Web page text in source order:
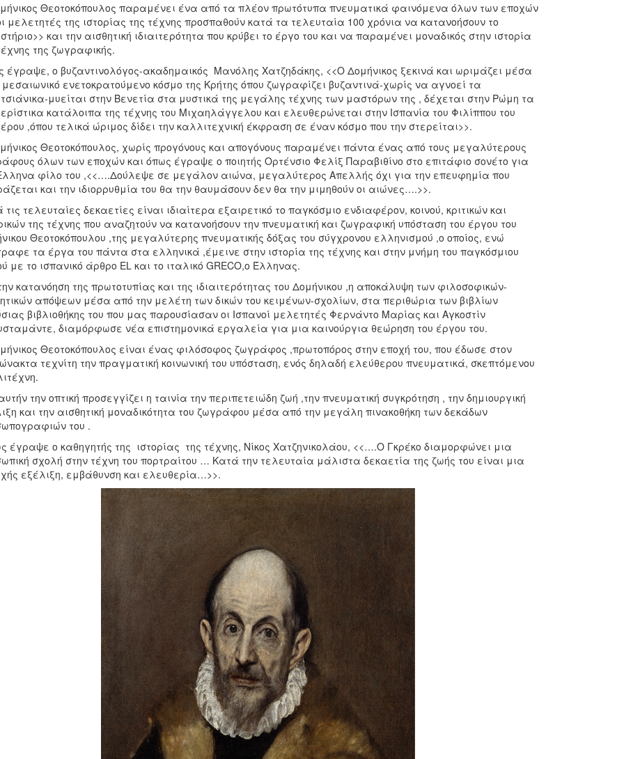
Θεοτοκόπουλος παραμένει ένα από τα πλέον πρωτότυπα πνευματικά φαινόμενα όλων των εποχών
μελετητές της ιστορίας της τέχνης προσπαθούν κατά τα τελευταία 100 χρόνια να κατανοήσουν το
και την αισθητική ιδιαιτερότητα που κρύβει το έργο του και να παραμένει μοναδικός στην ιστορία
της ζωγραφικής.
έγραψε, ο βυζαντινολόγος-ακαδημαικός Μανόλης Χατζηδάκης, <<Ο Δομήνικος ξεκινά και ωριμάζει μέσα
ενετοκρατούμενο κόσμο της Κρήτης όπου ζωγραφίζει βυζαντινά-χωρίς να αγνοεί τα
μυείται στην Βενετία στα μυστικά της μεγάλης τέχνης των μαστόρων της , δέχεται στην Ρώμη τα
κατάλοιπα της τέχνης του Μιχαηλάγγελου και ελευθερώνεται στην Ισπανία του Φιλίππου του
,όπου τελικά ώριμος δίδει την καλλιτεχνική έκφραση σε έναν κόσμο που την στερείται>>.
Θεοτοκόπουλος, χωρίς προγόνους και απογόνους παραμένει πάντα ένας από τους μεγαλύτερους
όλων των εποχών και όπως έγραψε ο ποιητής Ορτένσιο Φελίξ Παραβιθίνο στο επιτάφιο σονέτο για
φίλο του ,<<….Δούλεψε σε μεγάλον αιώνα, μεγαλύτερος Απελλής όχι για την επευφημία που
και την ιδιορρυθμία του θα την θαυμάσουν δεν θα την μιμηθούν οι αιώνες….>>.
τελευταίες δεκαετίες είναι ιδιαίτερα εξαιρετικό το παγκόσμιο ενδιαφέρον, κοινού, κριτικών και
της τέχνης που αναζητούν να κατανοήσουν την πνευματική και ζωγραφική υπόσταση του έργου του
Θεοτοκόπουλου ,της μεγαλύτερης πνευματικής δόξας του σύγχρονου ελληνισμού ,ο οποίος, ενώ
τα έργα του πάντα στα ελληνικά ,έμεινε στην ιστορία της τέχνης και στην μνήμη του παγκόσμιου
με το ισπανικό άρθρο EL και το ιταλικό GRECO,ο Έλληνας.
κατανόηση της πρωτοτυπίας και της ιδιαιτερότητας του Δομήνικου ,η αποκάλυψη των φιλοσοφικών-
απόψεων μέσα από την μελέτη των δικών του κειμένων-σχολίων, στα περιθώρια των βιβλίων
βιβλιοθήκης του που μας παρουσίασαν οι Ισπανοί μελετητές Φερνάντο Μαρίας και Αγκοστίν
διαμόρφωσε νέα επιστημονικά εργαλεία για μια καινούργια θεώρηση του έργου του.
Θεοτοκόπουλος είναι ένας φιλόσοφος ζωγράφος ,πρωτοπόρος στην εποχή του, που έδωσε στον
τεχνίτη την πραγματική κοινωνική του υπόσταση, ενός δηλαδή ελεύθερου πνευματικά, σκεπτόμενου
την οπτική προσεγγίζει η ταινία την περιπετειώδη ζωή ,την πνευματική συγκρότηση , την δημιουργική
και την αισθητική μοναδικότητα του ζωγράφου μέσα από την μεγάλη πινακοθήκη των δεκάδων
του .
έγραψε ο καθηγητής της ιστορίας της τέχνης, Νίκος Χατζηνικολάου, <<….Ο Γκρέκο διαμορφώνει μια
σχολή στην τέχνη του πορτραίτου … Κατά την τελευταία μάλιστα δεκαετία της ζωής του είναι μια
εξέλιξη, εμβάθυνση και ελευθερία…>>.